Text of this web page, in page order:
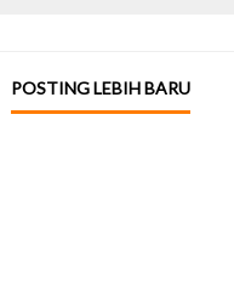
POSTING LEBIH BARU